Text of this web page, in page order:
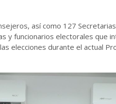
así como 127
y funcionarios electorales que
elecciones durante el actual